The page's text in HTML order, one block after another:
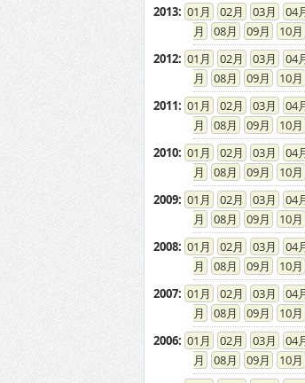
2013: 01 02 03 04
08
09 10
2012: 01 02 03 04
08
09 10
2011: 01 02 03 04
08
09 10
2010: 01 02 03 04
08
09 10
2009: 01 02 03 04
08
09 10
2008: 01 02 03 04
08
09 10
2007: 01 02 03 04
08
09 10
2006: 01 02 03 04
08
09 10